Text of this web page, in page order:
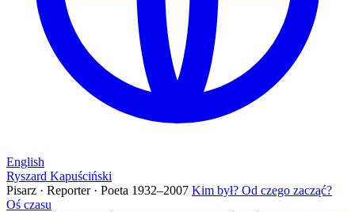
English
Ryszard Kapuściński
Pisarz · Reporter · Poeta 1932–2007 Kim był? Od czego zacząć?
Oś czasu